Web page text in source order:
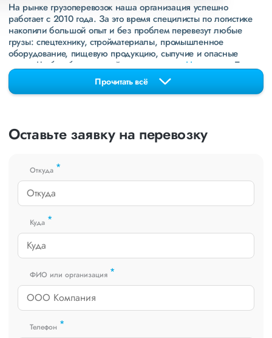
На рынке грузоперевозок наша организация успешно
работает с 2010 года. За это время специлисты по логистике
накопили большой опыт и без проблем перевезут любые
грузы: спецтехнику, стройматериалы, промышленное
оборудование, пищевую продукцию, сыпучие и опасные
грузы. Чтобы убедиться зайдите в раздел
«Наш опыт»
. Там
свежие примеры перевозок, которые обновляются несколько
раз в неделю. Также недавно мы запустили новые
направления вДНРиЛНР. Предоставляем все стандартные
экспедирование. За каждым клиентом закреплен менеджер,
который сообщит о текущем статусе вашего груза. Чтобы
сайте или звоните по номеру
РФ).
Прочитать всё
Оставьте заявку на перевозку
Откуда *
Куда *
ФИО или организация *
Телефон *